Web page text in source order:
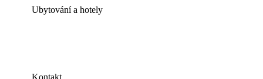
Ubytování a hotely
Kontakt